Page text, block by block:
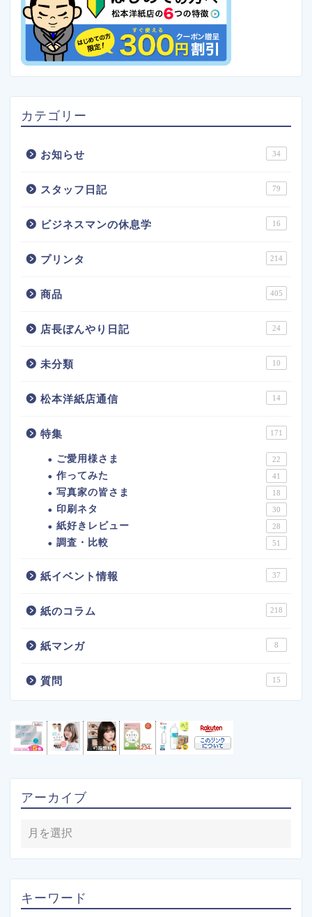
カテゴリー
お知らせ 34
スタッフ日記 79
ビジネスマンの休息学 16
プリンタ 214
商品 405
店長ぼんやり日記 24
未分類 10
松本洋紙店通信 14
特集 171
ご愛用様さま 22
作ってみた 41
写真家の皆さま 18
印刷ネタ 30
紙好きレビュー 28
調査・比較 51
紙イベント情報 37
紙のコラム 218
紙マンガ 8
質問 15
アーカイブ
キーワード